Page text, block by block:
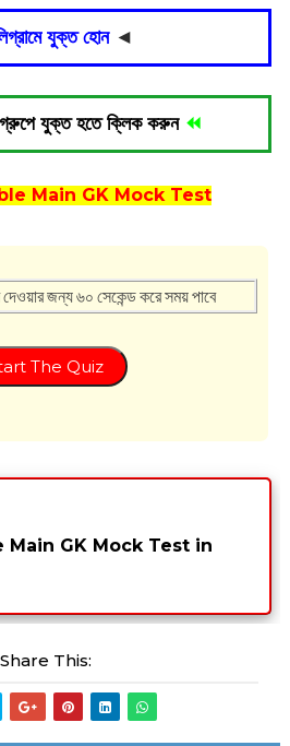
যুক্ত হোন◄
গ্রুপে যুক্ত হতে ক্লিক করুন ⏪
Main GK Mock Test
জন্য ৬০ সেকেন্ড করে সময় পাবে
The Quiz
Main GK Mock Test in
Share This: